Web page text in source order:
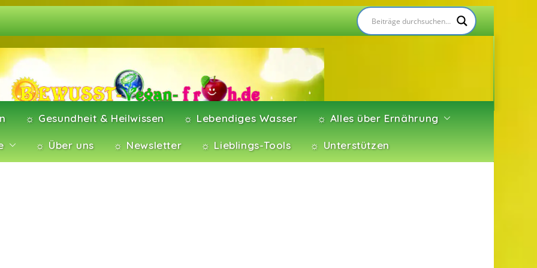
☼ Gesundheit & Heilwissen ☼ Lebendiges Wasser ☼ Alles über Ernährung
☼ Über uns ☼ Newsletter ☼ Lieblings-Tools ☼ Unterstützen